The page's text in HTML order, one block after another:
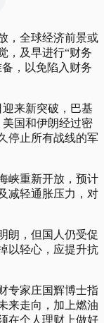
，全球经济前景或
，及早进行“财务
，以免陷入财务
来新突破，巴基
国和伊朗经过密
停止所有战线的军
峡重新开放，预计
减轻通胀压力，对
朗，但国人仍受促
以轻心，应提升抗
专家庄国辉博士指
来走向，加上燃油
在个人理财上做好